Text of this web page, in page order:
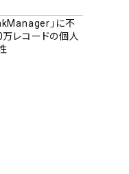
」に不
レコードの個人